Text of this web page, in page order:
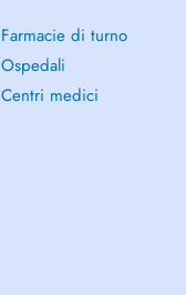
Farmacie di turno
Ospedali
Centri medici